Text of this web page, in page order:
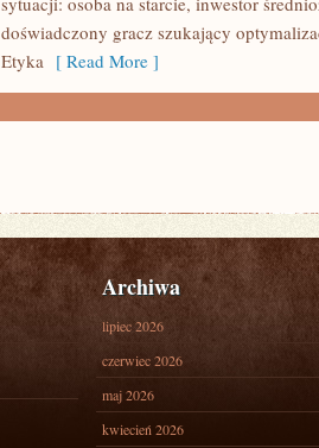
doświadczony gracz szukający
Etyka [ Read More ]
Archiwa
lipiec 2026
czerwiec 2026
maj 2026
kwiecień 2026